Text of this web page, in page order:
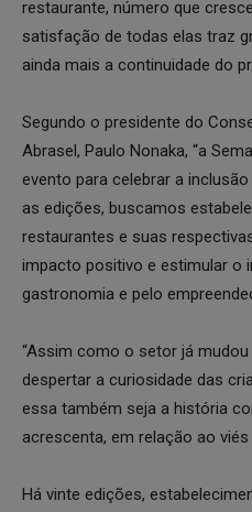
restaurante, número que
satisfação de todas elas traz
ainda mais a continuidade do
Segundo o presidente do
Abrasel, Paulo Nonaka, “a
evento para celebrar a
as edições, buscamos
restaurantes e suas
impacto positivo e estimular o
gastronomia e pelo
“Assim como o setor já
despertar a curiosidade das
essa também seja a história
acrescenta, em relação ao
Há vinte edições,